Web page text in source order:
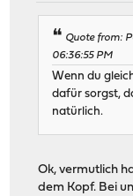
Quote from:
06:36:55 PM
Wenn du
dafür sorgst,
natürlich.
Ok, vermutlich
dem Kopf. Bei